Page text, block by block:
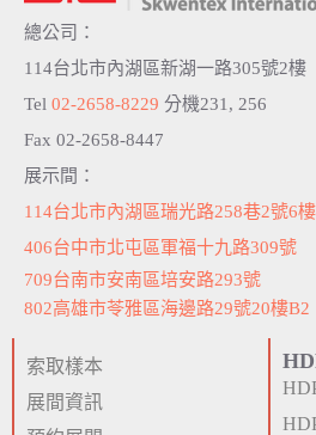
總公司：
114台北市內湖區新湖一路305號2樓
Tel 02-2658-8229 分機231, 256
Fax 02-2658-8447
展示間：
114台北市內湖區瑞光路258巷2號6
406台中市北屯區軍福十九路309號
709台南市安南區培安路293號
802高雄市苓雅區海邊路29號20樓B2
索取樣本
展間資訊